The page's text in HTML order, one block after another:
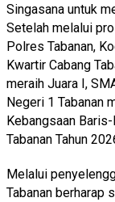
Singasana untuk
Setelah melalui
Polres Tabanan,
Kwartir Cabang
meraih Juara I,
Negeri 1 Tabanan
Kebangsaan
Tabanan Tahun
Melalui
Tabanan berharap